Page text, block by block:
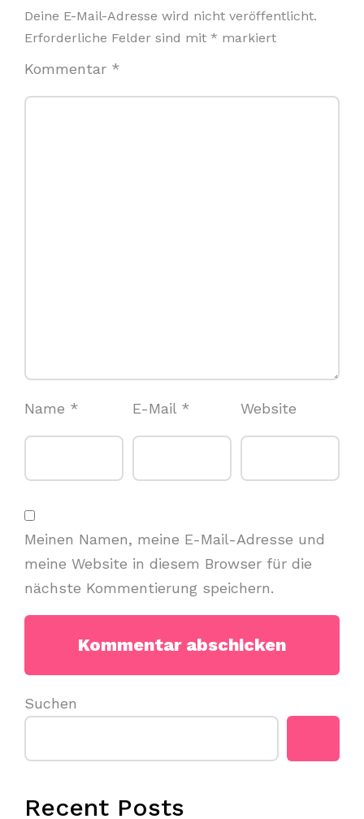
Deine E-Mail-Adresse wird nicht veröffentlicht.
Erforderliche Felder sind mit * markiert
Kommentar *
Name * E-Mail * Website
Meinen Namen, meine E-Mail-Adresse und
meine Website in diesem Browser für die
nächste Kommentierung speichern.
Suchen
Recent Posts